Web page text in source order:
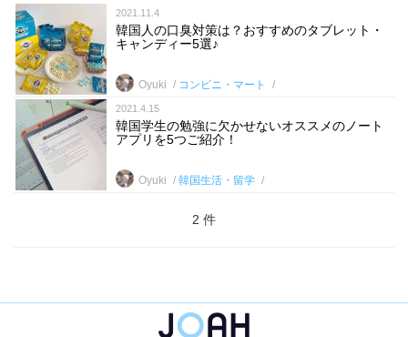
2021.11.4
韓国人の口臭対策は？おすすめのタブレット・
キャンディー5選♪
Oyuki コンビニ・マート
2021.4.15
韓国学生の勉強に欠かせないオススメのノート
アプリを5つご紹介！
Oyuki 韓国生活・留学
2 件